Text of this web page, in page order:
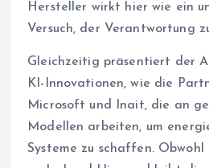
Hersteller wirkt hier wie ein
Versuch, der Verantwortung
Gleichzeitig präsentiert der
KI-Innovationen, wie die
Microsoft und Inait, die an
Modellen arbeiten, um
Systeme zu schaffen.